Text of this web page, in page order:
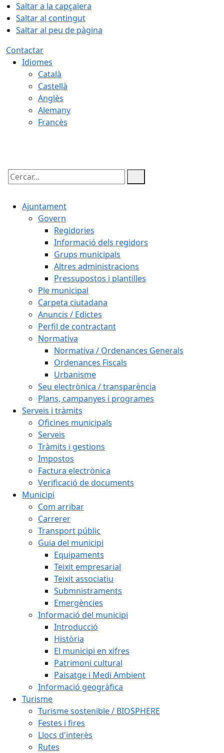
Saltar a la capçalera
Saltar al contingut
Saltar al peu de pàgina
Contactar
Idiomes
Català
Castellà
Anglès
Alemany
Francès
Cercar:
Ajuntament
Govern
Regidories
Informació dels regidors
Grups municipals
Altres administracions
Pressupostos i plantilles
Ple municipal
Carpeta ciutadana
Anuncis / Edictes
Perfil de contractant
Normativa
Normativa / Ordenances Generals
Ordenances Fiscals
Urbanisme
Seu electrònica / transparència
Plans, campanyes i programes
Serveis i tràmits
Oficines municipals
Serveis
Tràmits i gestions
Impostos
Factura electrònica
Verificació de documents
Municipi
Com arribar
Carrerer
Transport públic
Guia del municipi
Equipaments
Teixit empresarial
Teixit associatiu
Submnistraments
Emergències
Informació del municipi
Introducció
Història
El municipi en xifres
Patrimoni cultural
Paisatge i Medi Ambient
Informació geogràfica
Turisme
Turisme sostenible / BIOSPHERE
Festes i fires
Llocs d'interès
Rutes